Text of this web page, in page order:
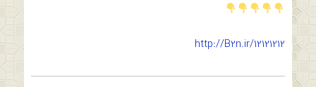
http://B2n.ir/12121212